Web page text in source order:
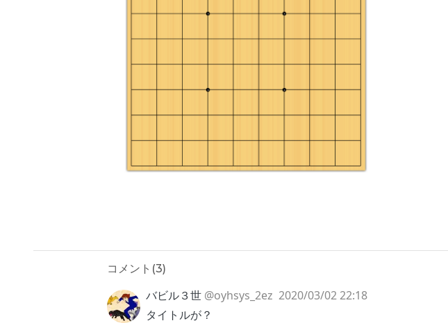
コメント(3)
バビル３世 @oyhsys_2ez 2020/03/02 22:18
タイトルが？